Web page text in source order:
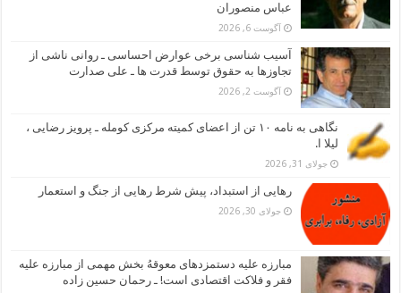
عباس منصوران
آگوست 6, 2026
آسیب شناسی برخی عوارض احساسی ـ روانی ناشی از
تجاوزها به حقوق توسط قدرت ها ـ علی صدارت
آگوست 2, 2026
نگاهی به نامه ۱۰ تن از اعضای کمیته مرکزی کومله ـ پرویز رضایی ،
لیلا ا.
جولای 31, 2026
رهایی از استبداد، پیش شرط رهایی از جنگ و استعمار
جولای 30, 2026
مبارزه علیه دستمزدهای معوقهُ بخش مهمی از مبارزه علیه
فقر و فلاکت اقتصادی است! ـ رحمان حسین زاده